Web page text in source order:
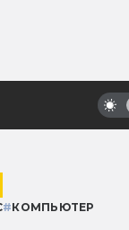
#КОМПЬЮТЕР